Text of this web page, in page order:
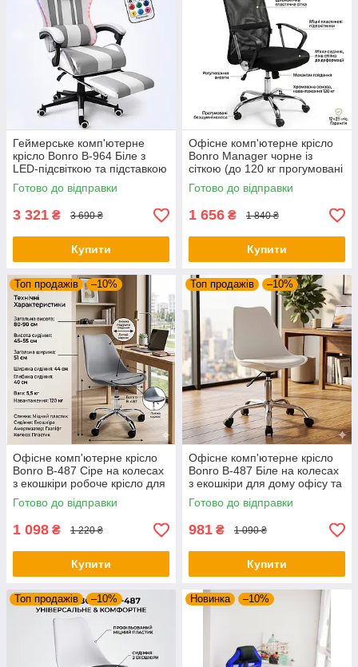
Геймерське комп'ютерне
крісло Bonro B-964 Біле з
LED-підсвіткою та підставкою
для ніг (до 150 кг)
Готово до відправки
3 321 ₴ 3 690 ₴
Купити
Офісне комп'ютерне крісло
Bonro Manager чорне із
сіткою (до 120 кг прогумовані
колеса)
Готово до відправки
1 656 ₴ 1 840 ₴
Купити
Топ продажів –10%
Офісне комп'ютерне крісло
Bonro B-487 Сіре на колесах
з екошкіри робоче крісло для
дому та офісу (до 120 кг)
Готово до відправки
1 098 ₴ 1 220 ₴
Купити
Топ продажів –10%
Офісне комп'ютерне крісло
Bonro B-487 Біле на колесах
з екошкіри для дому офісу та
салону
Готово до відправки
981 ₴ 1 090 ₴
Купити
Топ продажів –10% Новинка –10%